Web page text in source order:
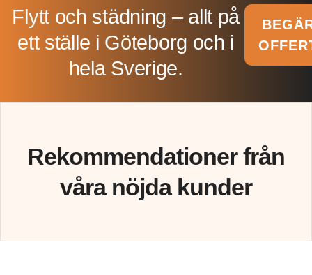
Flytt och städning – allt på
ett ställe i Göteborg och i
hela Sverige.​
Rekommendationer från
våra nöjda kunder